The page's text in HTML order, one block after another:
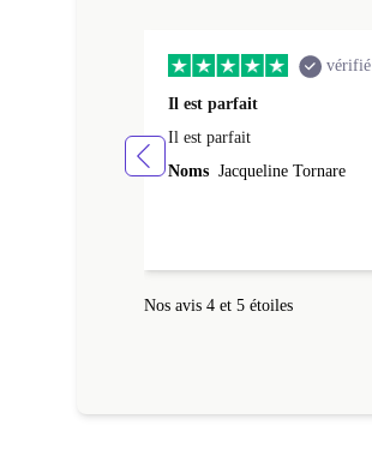
vérifié
Il est parfait
Il est parfait
Noms Jacqueline Tornare
Nos avis 4 et 5 étoiles